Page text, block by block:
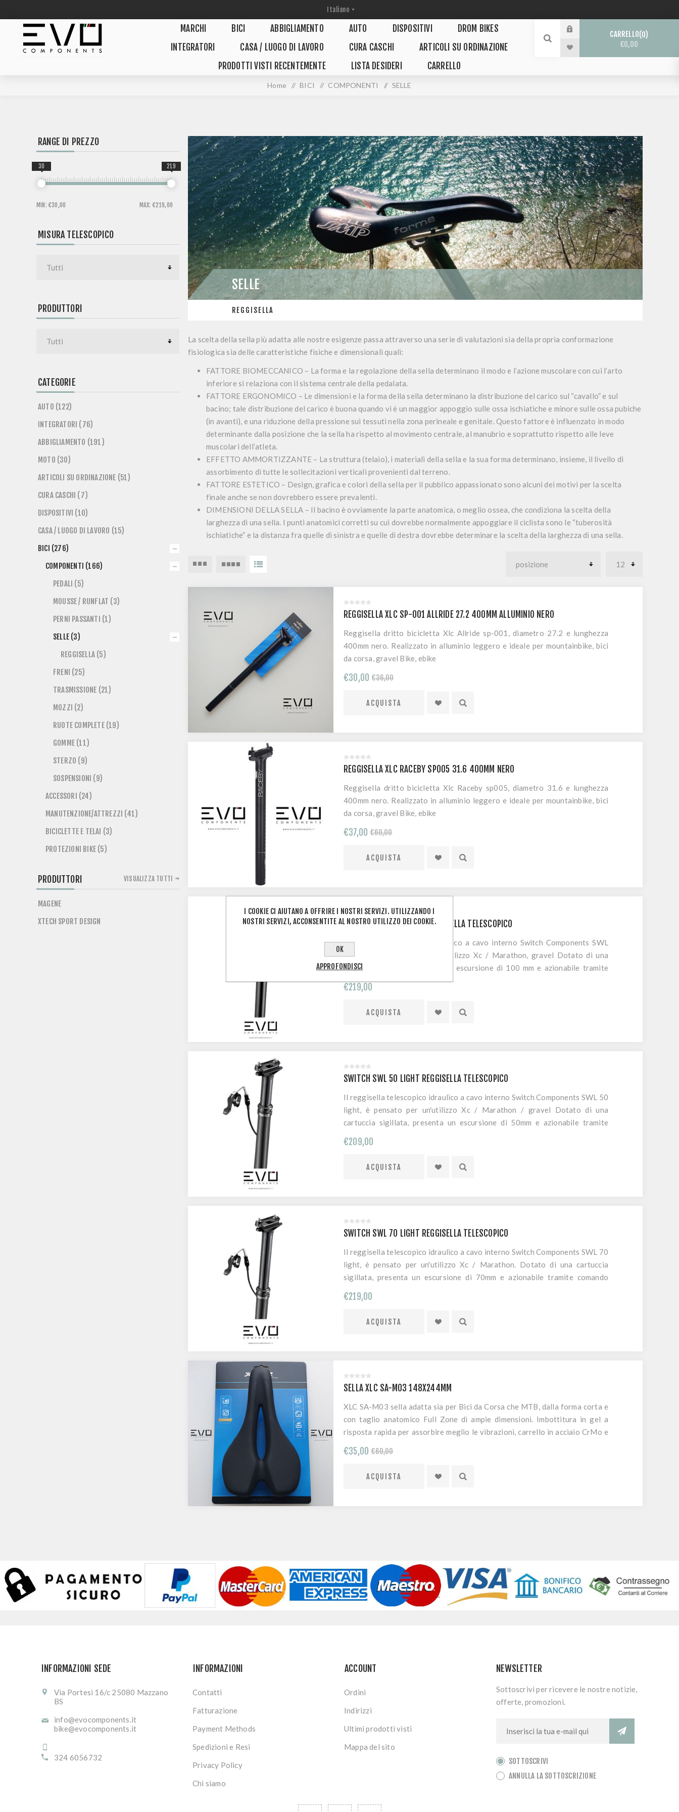
MARCHI BICI ABBIGLIAMENTO AUTO DISPOSITIVI
DROM BIKES
INTEGRATORI
CASA / LUOGO DI LAVORO CURA CASCHI
ARTICOLI SU ORDINAZIONE
PRODOTTI VISTI RECENTEMENTE
LISTA DESIDERI CARRELLO
CARRELLO 0
€0,00
Home / BICI / COMPONENTI / SELLE
SELLE
REGGISELLA
La scelta della sella più adatta alle nostre esigenze passa attraverso una serie di valutazioni sia della propria conformazione
fisiologica sia delle caratteristiche fisiche e dimensionali quali:
FATTORE BIOMECCANICO – La forma e la regolazione della sella determinano il modo e l’azione muscolare con cui l’arto
inferiore si relaziona con il sistema centrale della pedalata.
FATTORE ERGONOMICO – Le dimensioni e la forma della sella determinano la distribuzione del carico sul “cavallo” e sul
bacino; tale distribuzione del carico è buona quando vi è un maggior appoggio sulle ossa ischiatiche e minore sulle ossa pubiche
(in avanti), e una riduzione della pressione sui tessuti nella zona perineale e genitale. Questo fattore è influenzato in modo
determinante dalla posizione che la sella ha rispetto al movimento centrale, al manubrio e soprattutto rispetto alle leve
muscolari dell’atleta.
EFFETTO AMMORTIZZANTE – La struttura (telaio), i materiali della sella e la sua forma determinano, insieme, il livello di
assorbimento di tutte le sollecitazioni verticali provenienti dal terreno.
FATTORE ESTETICO – Design, grafica e colori della sella per il pubblico appassionato sono alcuni dei motivi per la scelta
finale anche se non dovrebbero essere prevalenti.
DIMENSIONI DELLA SELLA – Il bacino è ovviamente la parte anatomica, o meglio ossea, che condiziona la scelta della
larghezza di una sella. I punti anatomici corretti su cui dovrebbe normalmente appoggiare il ciclista sono le “tuberosità
ischiatiche” e la distanza fra quelle di sinistra e quelle di destra dovrebbe determinare la scelta della larghezza di una sella.
REGGISELLA XLC SP-001 ALLRIDE 27.2 400MM ALLUMINIO NERO
Reggisella dritto bicicletta Xlc Allride sp-001, diametro 27.2 e lunghezza
400mm nero. Realizzato in alluminio leggero e ideale per mountainbike, bici
da corsa, gravel Bike, ebike
€30,00 €36,00
REGGISELLA XLC RACEBY SP005 31.6 400MM NERO
Reggisella dritto bicicletta Xlc Raceby sp005, diametro 31.6 e lunghezza
400mm nero. Realizzato in alluminio leggero e ideale per mountainbike, bici
da corsa, gravel Bike, ebike
€37,00 €60,00
SWITCH SWL 100 LIGHT REGGISELLA TELESCOPICO
Il reggisella telescopico idraulico a cavo interno Switch Components SWL
100 light, è pensato per un'utilizzo Xc / Marathon, gravel Dotato di una
cartuccia sigillata, presenta un escursione di 100 mm e azionabile tramite
comando remoto.
€219,00
SWITCH SWL 50 LIGHT REGGISELLA TELESCOPICO
Il reggisella telescopico idraulico a cavo interno Switch Components SWL 50
light, è pensato per un'utilizzo Xc / Marathon / gravel Dotato di una
cartuccia sigillata, presenta un escursione di 50mm e azionabile tramite
€209,00
SWITCH SWL 70 LIGHT REGGISELLA TELESCOPICO
Il reggisella telescopico idraulico a cavo interno Switch Components SWL 70
light, è pensato per un'utilizzo Xc / Marathon. Dotato di una cartuccia
sigillata, presenta un escursione di 70mm e azionabile tramite comando
€219,00
SELLA XLC SA-M03 148X244MM
XLC SA-M03 sella adatta sia per Bici da Corsa che MTB, dalla forma corta e
con taglio anatomico Full Zone di ampie dimensioni. Imbottitura in gel a
risposta rapida per assorbire meglio le vibrazioni, carrello in acciaio CrMo e
€35,00 €60,00
RANGE DI PREZZO
MIN: €30,00 MAX: €219,00
30 219
MISURA TELESCOPICO
PRODUTTORI
CATEGORIE
AUTO (122)
INTEGRATORI (76)
ABBIGLIAMENTO (191)
MOTO (30)
ARTICOLI SU ORDINAZIONE (51)
CURA CASCHI (7)
DISPOSITIVI (10)
CASA / LUOGO DI LAVORO (15)
BICI (276)
COMPONENTI (166)
PEDALI (5)
MOUSSE / RUNFLAT (3)
PERNI PASSANTI (1)
SELLE (3)
REGGISELLA (5)
FRENI (25)
TRASMISSIONE (21)
MOZZI (2)
RUOTE COMPLETE (19)
GOMME (11)
STERZO (9)
SOSPENSIONI (9)
ACCESSORI (24)
MANUTENZIONE/ATTREZZI (41)
BICICLETTE E TELAI (3)
PROTEZIONI BIKE (5)
PRODUTTORI
MAGENE
XTECH SPORT DESIGN
VISUALIZZA TUTTI
INFORMAZIONI SEDE
Via Portesi 16/c 25080 Mazzano
BS
info@evocomponents.it
bike@evocomponents.it
324 6056732
INFORMAZIONI
Contatti
Fatturazione
Payment Methods
Spedizioni e Resi
Privacy Policy
Chi siamo
ACCOUNT
Ordini
Indirizzi
Ultimi prodotti visti
Mappa del sito
NEWSLETTER
Sottoscrivi per ricevere le nostre notizie,
offerte, promozioni.
SOTTOSCRIVI
ANNULLA LA SOTTOSCRIZIONE
I COOKIE CI AIUTANO A OFFRIRE I NOSTRI SERVIZI. UTILIZZANDO I
NOSTRI SERVIZI, ACCONSENTITE AL NOSTRO UTILIZZO DEI COOKIE.
OK
APPROFONDISCI